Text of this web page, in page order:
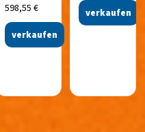
598,55 €
verkaufen
verkaufen